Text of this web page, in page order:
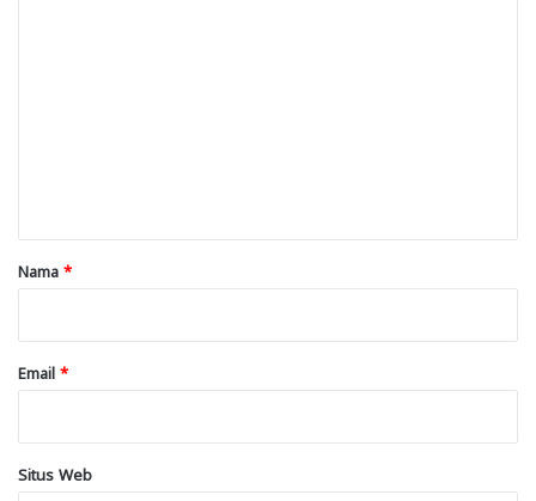
rNama *
Email *
Situs Web